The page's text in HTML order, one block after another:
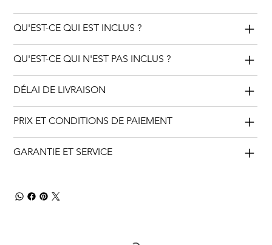
QU'EST-CE QUI EST INCLUS ?
QU'EST-CE QUI N'EST PAS INCLUS ?
DÉLAI DE LIVRAISON
PRIX ET CONDITIONS DE PAIEMENT
GARANTIE ET SERVICE